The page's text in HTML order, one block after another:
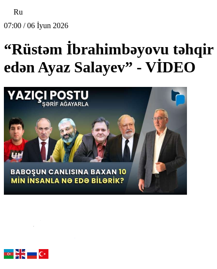
Ru
07:00 / 06 İyun 2026
“Rüstəm İbrahimbəyovu təhqir
edən Ayaz Salayev” - VİDEO